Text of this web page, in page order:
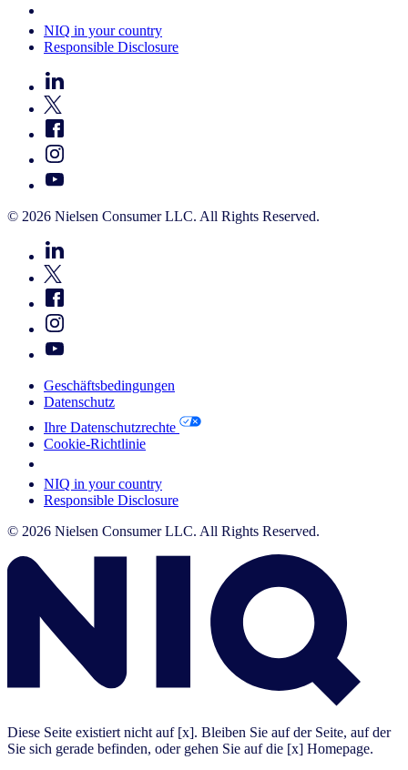
NIQ in your country
Responsible Disclosure
© 2026 Nielsen Consumer LLC. All Rights Reserved.
Geschäftsbedingungen
Datenschutz
Ihre Datenschutzrechte
Cookie-Richtlinie
NIQ in your country
Responsible Disclosure
© 2026 Nielsen Consumer LLC. All Rights Reserved.
Diese Seite existiert nicht auf [x]. Bleiben Sie auf der Seite, auf der
Sie sich gerade befinden, oder gehen Sie auf die [x] Homepage.